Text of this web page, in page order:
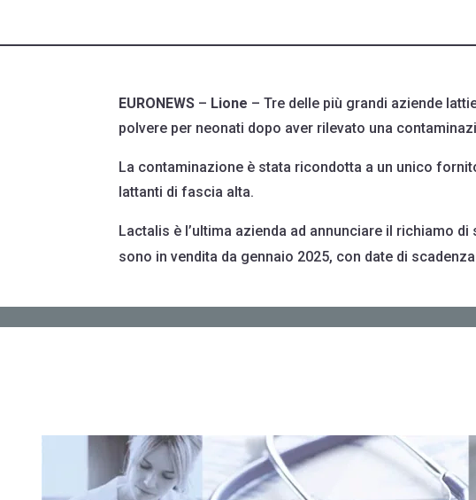
EURONEWS – Lione – Tre delle più grandi aziende
polvere per neonati dopo aver rilevato una
La contaminazione è stata ricondotta a un unico
lattanti di fascia alta.
Lactalis è l’ultima azienda ad annunciare il richiamo
sono in vendita da gennaio 2025, con date di